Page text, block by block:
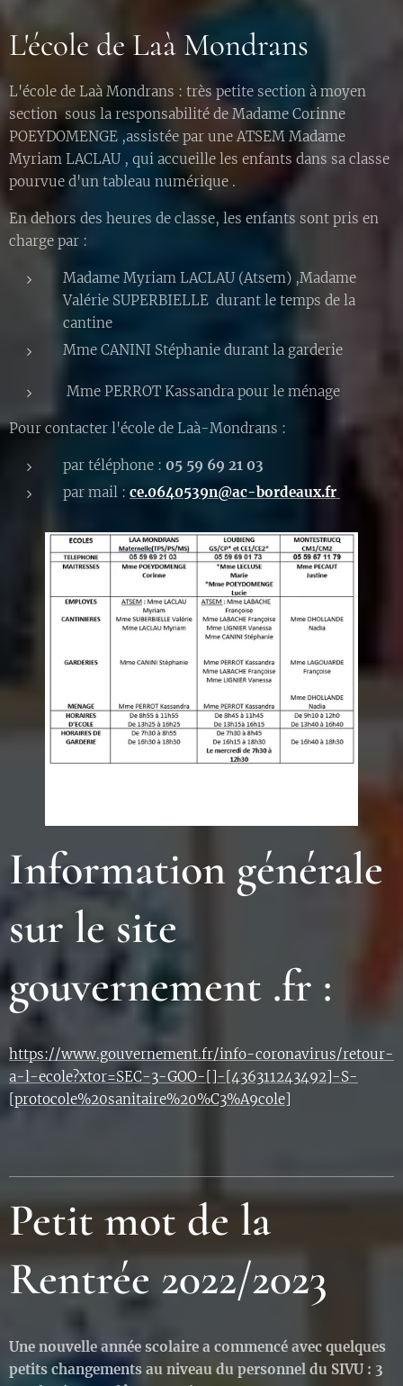
L'école de Laà Mondrans
L'école de Laà Mondrans : très petite section à moyen
section sous la responsabilité de Madame Corinne
POEYDOMENGE ,assistée par une ATSEM Madame
Myriam LACLAU , qui accueille les enfants dans sa classe
pourvue d'un tableau numérique .
En dehors des heures de classe, les enfants sont pris en
charge par :
Madame Myriam LACLAU (Atsem) ,Madame
Valérie SUPERBIELLE durant le temps de la
cantine
Mme CANINI Stéphanie durant la garderie
Mme PERROT Kassandra pour le ménage
Pour contacter l'école de Laà-Mondrans :
par téléphone : 05 59 69 21 03
par mail : ce.0640539n@ac-bordeaux.fr
Information générale
sur le site
gouvernement .fr :
https://www.gouvernement.fr/info-coronavirus/retour-
a-l-ecole?xtor=SEC-3-GOO-[]-[436311243492]-S-
[protocole%20sanitaire%20%C3%A9cole]
Petit mot de la
Rentrée 2022/2023
Une nouvelle année scolaire a commencé avec quelques
petits changements au niveau du personnel du SIVU : 3